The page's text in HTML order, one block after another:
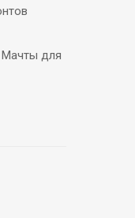
Мачты для